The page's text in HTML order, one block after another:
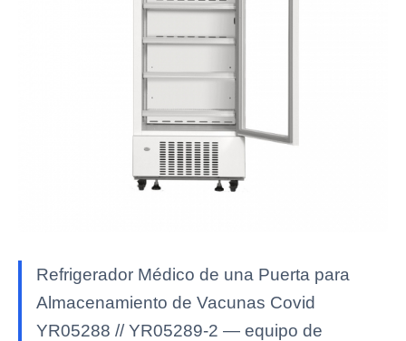
Refrigerador Médico de una Puerta para
Almacenamiento de Vacunas Covid
YR05288 // YR05289-2 — equipo de